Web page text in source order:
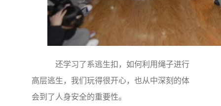
还学习了系逃生扣，如何利用绳子进行
高层逃生，我们玩得很开心，也从中深刻的体
会到了人身安全的重要性。